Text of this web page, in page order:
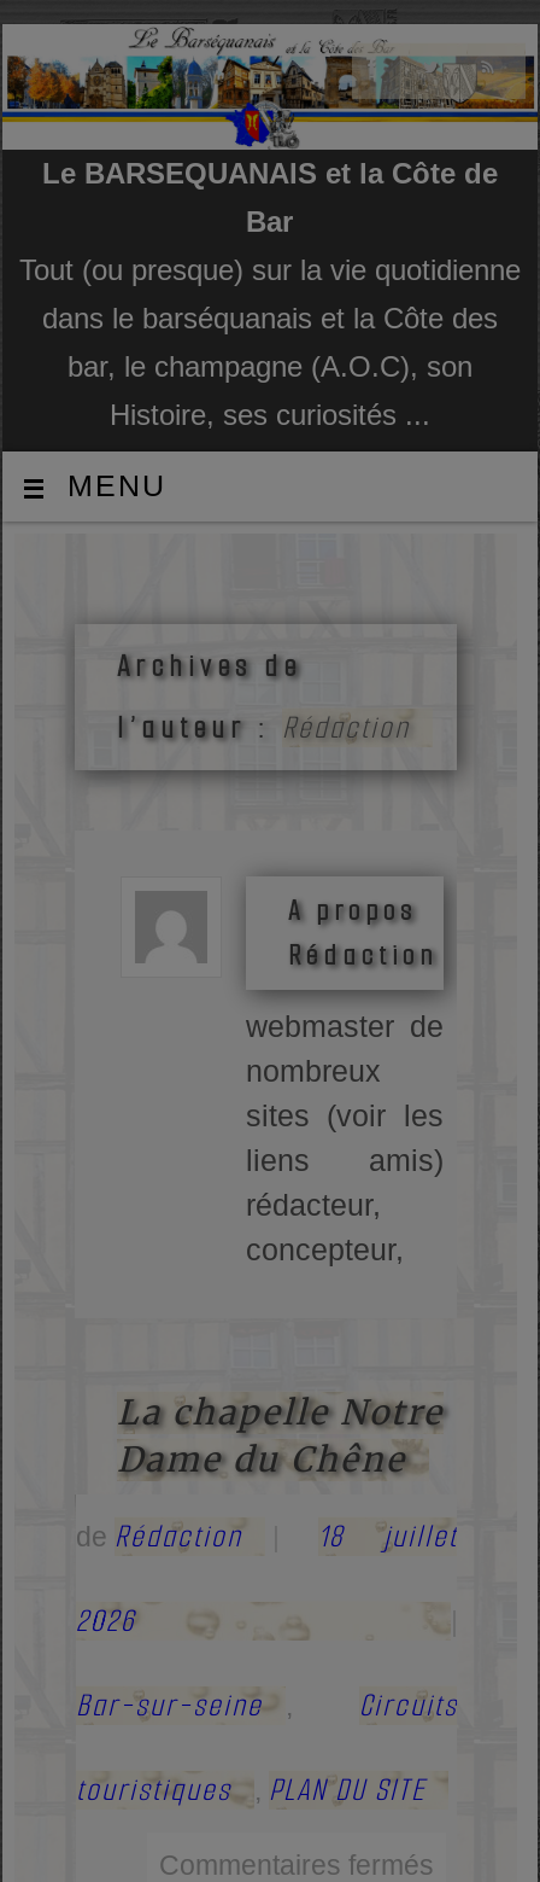
Le BARSEQUANAIS et la Côte de
Bar
Tout (ou presque) sur la vie quotidienne
dans le barséquanais et la Côte des
bar, le champagne (A.O.C), son
Histoire, ses curiosités ...
MENU
Archives de
l’auteur : Rédaction
A propos
Rédaction
webmaster de
nombreux
sites (voir les
liens amis)
rédacteur,
concepteur,
La chapelle Notre
Dame du Chêne
de Rédaction 18 juillet
2026
Bar-sur-seine , Circuits
touristiques , PLAN DU SITE
Commentaires fermés